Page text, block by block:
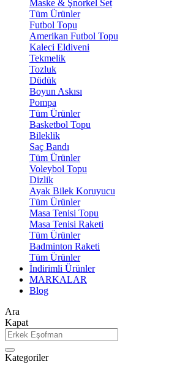
Maske & Şnorkel Set
Tüm Ürünler
Futbol Topu
Amerikan Futbol Topu
Kaleci Eldiveni
Tekmelik
Tozluk
Düdük
Boyun Askısı
Pompa
Tüm Ürünler
Basketbol Topu
Bileklik
Saç Bandı
Tüm Ürünler
Voleybol Topu
Dizlik
Ayak Bilek Koruyucu
Tüm Ürünler
Masa Tenisi Topu
Masa Tenisi Raketi
Tüm Ürünler
Badminton Raketi
Tüm Ürünler
İndirimli Ürünler
MARKALAR
Blog
Ara
Kapat
Kategoriler